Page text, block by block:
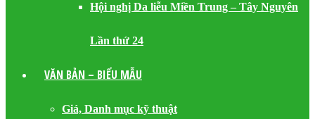
Hội nghị Da liễu Miền Trung – Tây Nguyên
Lần thứ 24
VĂN BẢN – BIỂU MẪU
Giá, Danh mục kỹ thuật